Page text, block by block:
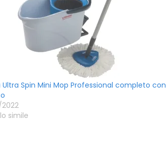
Ultra Spin Mini Mop Professional completo con
simile